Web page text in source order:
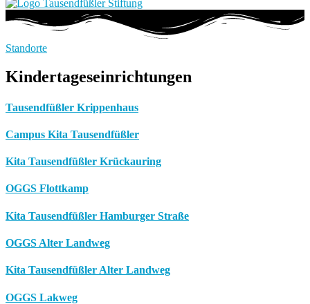
Standorte
Kindertageseinrichtungen
Tausendfüßler Krippenhaus
Campus Kita Tausendfüßler
Kita Tausendfüßler Krückauring
OGGS Flottkamp
Kita Tausendfüßler Hamburger Straße
OGGS Alter Landweg
Kita Tausendfüßler Alter Landweg
OGGS Lakweg